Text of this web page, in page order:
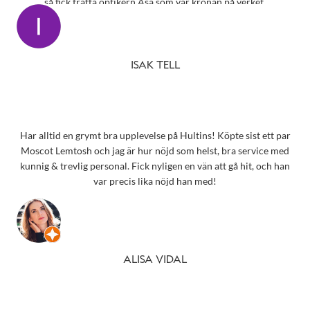
ISAK TELL
Har alltid en grymt bra upplevelse på Hultins! Köpte sist ett par
Moscot Lemtosh och jag är hur nöjd som helst, bra service med
kunnig & trevlig personal. Fick nyligen en vän att gå hit, och han
var precis lika nöjd han med!
ALISA VIDAL